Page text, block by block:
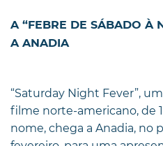
A “FEBRE DE SÁBADO À
A ANADIA
“Saturday Night Fever”,
filme norte-americano, de
nome, chega a Anadia, no